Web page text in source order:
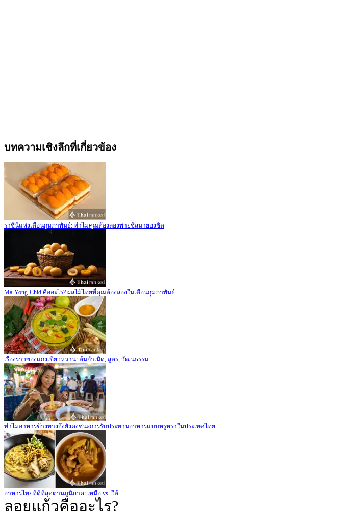
บทความเชิงลึกที่เกี่ยวข้อง
ราชินีแห่งเดือนกุมภาพันธ์: ทำไมคุณต้องลองพายชีสมายองชิด
Ma-Yong-Chid คืออะไร? ผลไม้ไทยที่คุณต้องลองในเดือนกุมภาพันธ์
เรื่องราวของแกงเขียวหวาน: ต้นกำเนิด, สูตร, วัฒนธรรม
ทำไมอาหารข้างทางจึงยังคงชนะการรับประทานอาหารแบบหรูหราในประเทศไทย
อาหารไทยที่ดีที่สุดตามภูมิภาค: เหนือ vs. ใต้
ลอยแก้วคืออะไร?